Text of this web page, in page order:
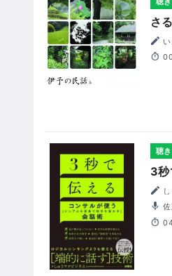
さ
聴
3秒